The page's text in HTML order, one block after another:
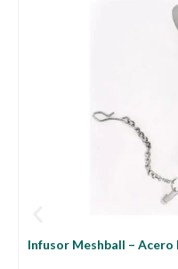
Infusor Meshball –